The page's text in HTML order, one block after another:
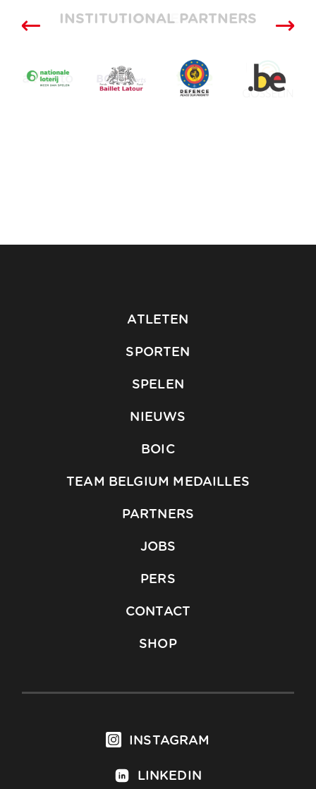
SUPPLIERS
INSTITUTIONAL PARTNERS
ATLETEN
SPORTEN
SPELEN
NIEUWS
BOIC
TEAM BELGIUM MEDAILLES
PARTNERS
JOBS
PERS
CONTACT
SHOP
INSTAGRAM
LINKEDIN